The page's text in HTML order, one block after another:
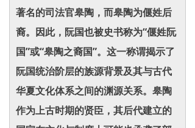
著名的司法官皋陶，而皋陶为偃姓后
裔。因此，阮国也被史书称为“偃姓阮
国”或“皋陶之裔国”。这一称谓揭示了
阮国统治阶层的族源背景及其与古代
华夏文化体系之间的渊源关系。皋陶
作为上古时期的贤臣，其后代建立的